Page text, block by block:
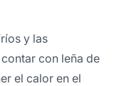
y las
con leña de
el calor en el